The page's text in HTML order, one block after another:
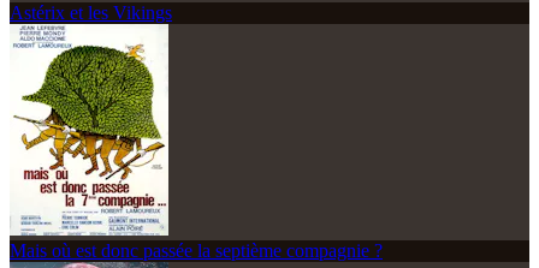
Astérix et les Vikings
Mais où est donc passée la septième compagnie ?